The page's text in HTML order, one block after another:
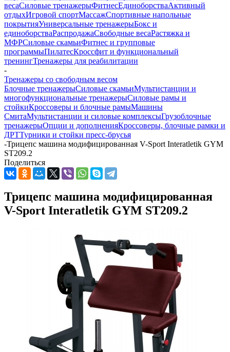
весаСиловые тренажерыФитнесЕдиноборстваАктивный
отдыхИгровой спортМассажСпортивные напольные
покрытияУниверсальные тренажерыБокс и
единоборстваРаспродажаСвободные весаРастяжка и
МФРСиловые скамьиФитнес и групповые
программыПилатесКроссфит и функциональный
тренингТренажеры для реабилитации
-
Тренажеры со свободным весом
Блочные тренажерыСиловые скамьиМультистанции и
многофункциональные тренажерыСиловые рамы и
стойкиКроссоверы и блочные рамыМашины
СмитаМультистанции и силовые комплексыГрузоблочные
тренажерыОпции и дополненияКроссоверы, блочные рамки и
ДРТТурники и стойки пресс-брусья
-Трицепс машина модифицированная V-Sport Interatletik GYM
ST209.2
Поделиться
Трицепс машина модифицированная
V-Sport Interatletik GYM ST209.2